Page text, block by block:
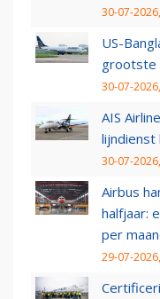
30-07-
US-
grootste
30-07-
AIS
lijndienst
30-07-
Airbus
halfjaar:
per
29-07-